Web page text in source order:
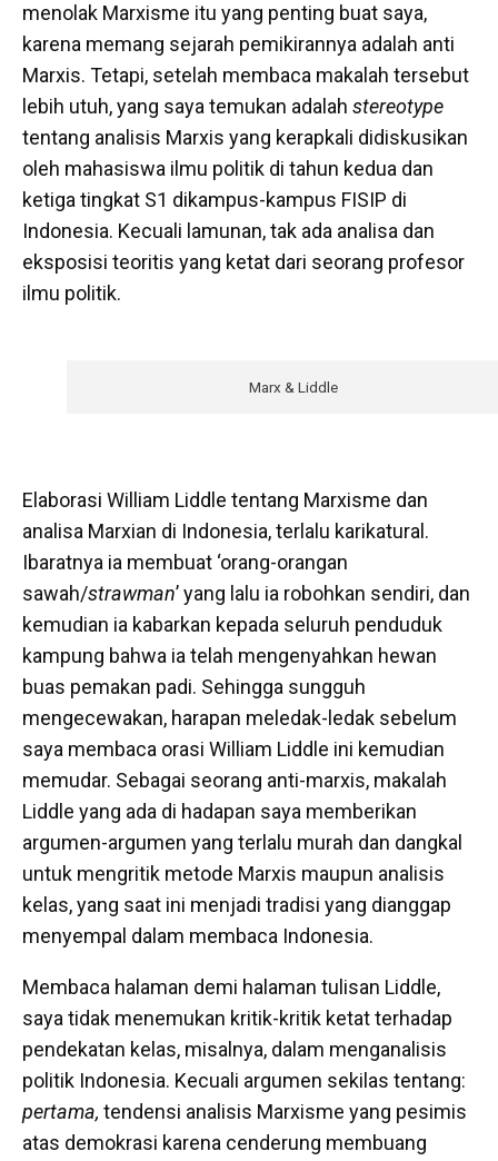
menolak Marxisme itu yang penting buat saya,
karena memang sejarah pemikirannya adalah anti
Marxis. Tetapi, setelah membaca makalah tersebut
lebih utuh, yang saya temukan adalah stereotype
tentang analisis Marxis yang kerapkali didiskusikan
oleh mahasiswa ilmu politik di tahun kedua dan
ketiga tingkat S1 dikampus-kampus FISIP di
Indonesia. Kecuali lamunan, tak ada analisa dan
eksposisi teoritis yang ketat dari seorang profesor
ilmu politik.
Marx & Liddle
Elaborasi William Liddle tentang Marxisme dan
analisa Marxian di Indonesia, terlalu karikatural.
Ibaratnya ia membuat ‘orang-orangan
sawah/strawman’ yang lalu ia robohkan sendiri, dan
kemudian ia kabarkan kepada seluruh penduduk
kampung bahwa ia telah mengenyahkan hewan
buas pemakan padi. Sehingga sungguh
mengecewakan, harapan meledak-ledak sebelum
saya membaca orasi William Liddle ini kemudian
memudar. Sebagai seorang anti-marxis, makalah
Liddle yang ada di hadapan saya memberikan
argumen-argumen yang terlalu murah dan dangkal
untuk mengritik metode Marxis maupun analisis
kelas, yang saat ini menjadi tradisi yang dianggap
menyempal dalam membaca Indonesia.
Membaca halaman demi halaman tulisan Liddle,
saya tidak menemukan kritik-kritik ketat terhadap
pendekatan kelas, misalnya, dalam menganalisis
politik Indonesia. Kecuali argumen sekilas tentang:
pertama, tendensi analisis Marxisme yang pesimis
atas demokrasi karena cenderung membuang